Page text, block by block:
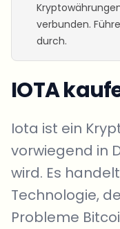
verbunden.
durch.
IOTA
Iota ist ein
vorwiegend in
wird. Es
Technologie,
Probleme